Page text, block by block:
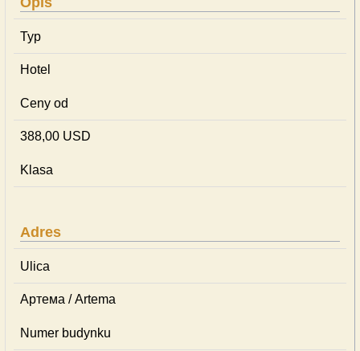
Typ
Hotel
Ceny od
388,00 USD
Klasa
Adres
Ulica
Артема / Artema
Numer budynku